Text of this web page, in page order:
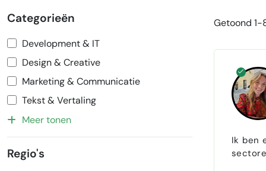
Categorieën
Development & IT
Design & Creative
Marketing & Communicatie
Tekst & Vertaling
Meer tonen
Regio's
Getoond
Ik ben